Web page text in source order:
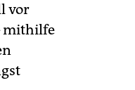
vor
mithilfe